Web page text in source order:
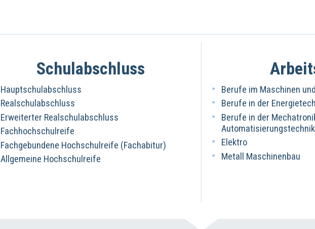
Schulabschluss
Hauptschulabschluss
Realschulabschluss
Erweiterter Realschulabschluss
Fachhochschulreife
Fachgebundene Hochschulreife (Fachabitur)
Allgemeine Hochschulreife
Berufe im Maschinen
Berufe in der
Berufe in der
Automatisierungstechnik
Elektro
Metall Maschinenbau